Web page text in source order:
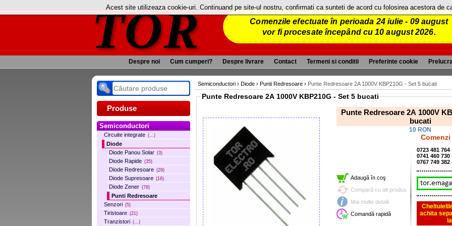
TOR
Comenzile efectuate în perioada 24 iulie - 09 august
vor fi procesate începând cu 10 august 2026.
Despre noi Cum cumperi? Despre livrare Contact Termeni si conditii Preferinte cookie
Produse
Semiconductori
Circuite integrate (...)
Diode
Diode Panou Solar (3)
Diode Rapide (35)
Diode Redresoare (29)
Diode Supresoare (16)
Diode Zener (78)
Punti Redresoare
Senzori (5)
Tiristoare (21)
Tranzistori (...)
Semiconductori › Diode › Punti Redresoare › Punte Redresoare 2A 1000V KBP210G - Set 5 bucati
Punte Redresoare 2A 1000V KBP210G - Set 5 bucati
Punte Redresoare 2A 1000V KBP210G - Set 5
bucati
10 RON
Adaugă în coş
Compară cu alt produs
Mai multe detalii
Comandă rapidă
0723 481
0741 460
0767 749
achita
Acest site utilizeaza cookie-uri. Continuand pe site-ul nostru, confirmati ca sunteti de acord cu folosirea acestora de